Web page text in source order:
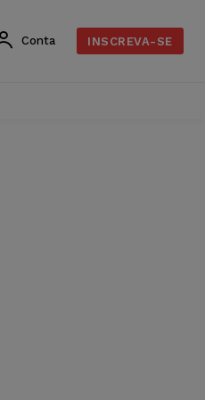
Conta INSCREVA-SE